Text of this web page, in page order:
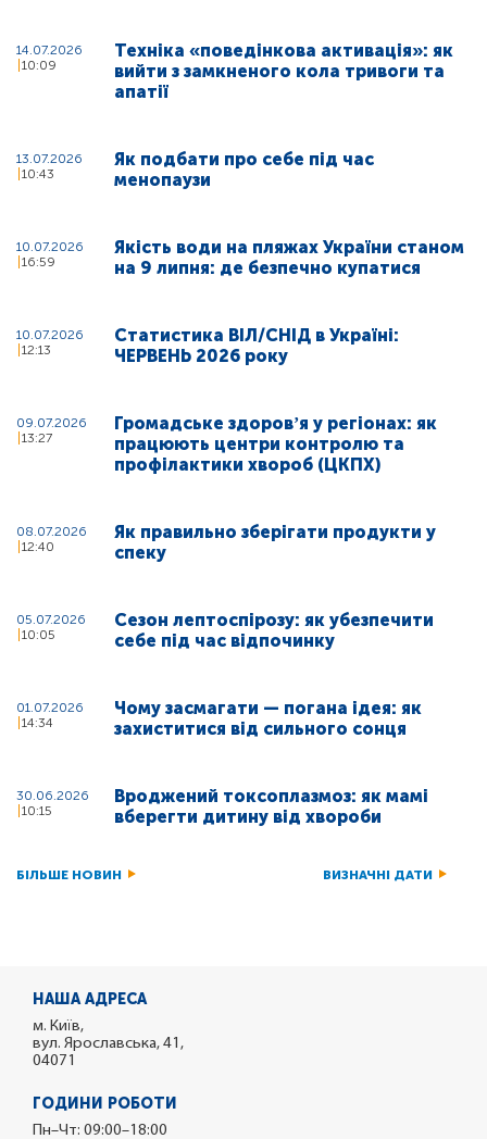
14.07.2026
10:09
Техніка «поведінкова активація»: як
вийти з замкненого кола тривоги та
апатії
13.07.2026
10:43
Як подбати про себе під час
менопаузи
10.07.2026
16:59
Якість води на пляжах України станом
на 9 липня: де безпечно купатися
10.07.2026
12:13
Статистика ВІЛ/СНІД в Україні:
ЧЕРВЕНЬ 2026 року
09.07.2026
13:27
Громадське здоровʼя у регіонах: як
працюють центри контролю та
профілактики хвороб (ЦКПХ)
08.07.2026
12:40
Як правильно зберігати продукти у
спеку
05.07.2026
10:05
Сезон лептоспірозу: як убезпечити
себе під час відпочинку
01.07.2026
14:34
Чому засмагати — погана ідея: як
захиститися від сильного сонця
30.06.2026
10:15
Вроджений токсоплазмоз: як мамі
вберегти дитину від хвороби
БІЛЬШЕ НОВИН ВИЗНАЧНІ ДАТИ
НАША АДРЕСА
м. Київ,
вул. Ярославська, 41,
04071
ГОДИНИ РОБОТИ
Пн–Чт: 09:00–18:00